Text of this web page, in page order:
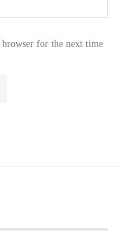
for the next time